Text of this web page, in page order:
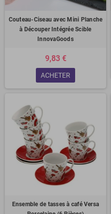
Couteau-Ciseau avec Mini Planche
à Découper Intégrée Scible
InnovaGoods
9,83 €
ACHETER
Ensemble de tasses à café Versa